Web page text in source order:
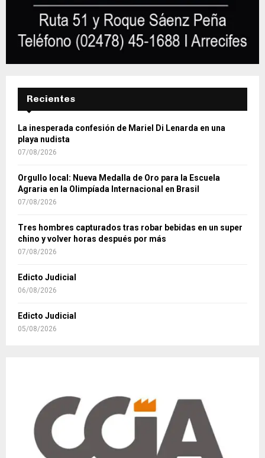
Recientes
La inesperada confesión de Mariel Di Lenarda en una
playa nudista
07/08/2026
Orgullo local: Nueva Medalla de Oro para la Escuela
Agraria en la Olimpíada Internacional en Brasil
07/08/2026
Tres hombres capturados tras robar bebidas en un super
chino y volver horas después por más
07/08/2026
Edicto Judicial
06/08/2026
Edicto Judicial
05/08/2026